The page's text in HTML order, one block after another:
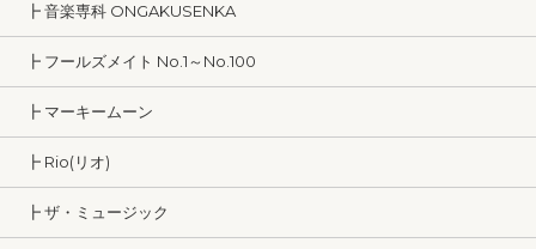
┣ 音楽専科 ONGAKUSENKA
┣ フールズメイト No.1～No.100
┣ マーキームーン
┣ Rio(リオ)
┣ ザ・ミュージック